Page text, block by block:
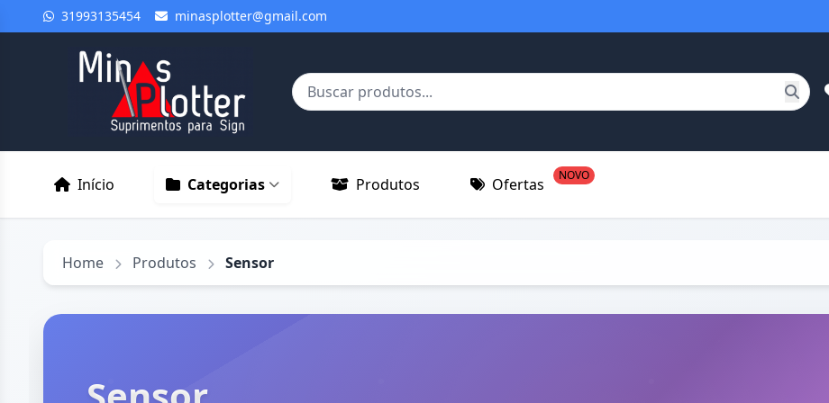
31993135454 minasplotter@gmail.com
Início Categorias Produtos Ofertas NOVO
Home Produtos Sensor